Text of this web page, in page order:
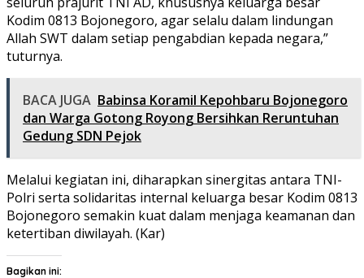
Kodim 0813 Bojonegoro, agar selalu dalam lindungan
Allah SWT dalam setiap pengabdian kepada negara,”
tuturnya.
BACA JUGA Babinsa Koramil Kepohbaru Bojonegoro
dan Warga Gotong Royong Bersihkan Reruntuhan
Gedung SDN Pejok
Melalui kegiatan ini, diharapkan sinergitas antara TNI-
Polri serta solidaritas internal keluarga besar Kodim 0813
Bojonegoro semakin kuat dalam menjaga keamanan dan
ketertiban diwilayah. (Kar)
Bagikan ini: